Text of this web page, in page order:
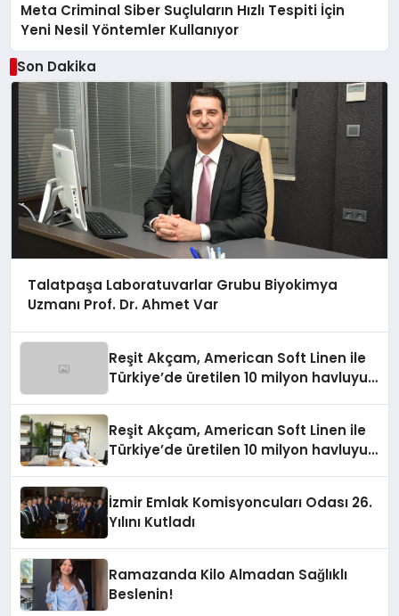
Meta Criminal Siber Suçluların Hızlı Tespiti İçin
Yeni Nesil Yöntemler Kullanıyor
Son Dakika
Talatpaşa Laboratuvarlar Grubu Biyokimya
Uzmanı Prof. Dr. Ahmet Var
Reşit Akçam, American Soft Linen ile
Türkiye’de üretilen 10 milyon havluyu
Reşit Akçam, American Soft Linen ile
Türkiye’de üretilen 10 milyon havluyu
İzmir Emlak Komisyoncuları Odası 26.
Yılını Kutladı
Ramazanda Kilo Almadan Sağlıklı
Beslenin!